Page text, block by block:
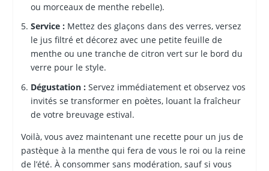
ou morceaux de menthe rebelle).
Service :Mettez des glaçons dans des verres, versez
le jus filtré et décorez avec une petite feuille de
menthe ou une tranche de citron vert sur le bord du
verre pour le style.
Dégustation :Servez immédiatement et observez vos
invités se transformer en poètes, louant la fraîcheur
de votre breuvage estival.
Voilà, vous avez maintenant une recette pour un jus de
pastèque à la menthe qui fera de vous le roi ou la reine
de l’été. À consommer sans modération, sauf si vous